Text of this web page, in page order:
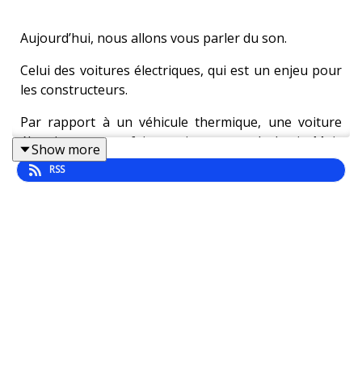
Aujourd’hui, nous allons vous parler du son.
Celui des voitures électriques, qui est un enjeu pour
les constructeurs.
Par rapport à un véhicule thermique, une voiture
électrique, ça ne fait quasiment pas de bruit. Mais
que faire face à ce nouveau silence?
Show more
RSS